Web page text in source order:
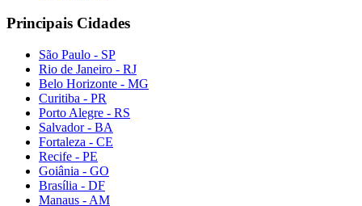
Principais Cidades
São Paulo - SP
Rio de Janeiro - RJ
Belo Horizonte - MG
Curitiba - PR
Porto Alegre - RS
Salvador - BA
Fortaleza - CE
Recife - PE
Goiânia - GO
Brasília - DF
Manaus - AM